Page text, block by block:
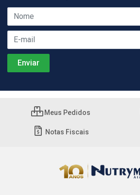
Meus Pedidos
Notas Fiscais